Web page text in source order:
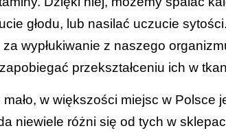
głodu, lub nasilać uczucie
wypłukiwanie z naszego
przekształceniu ich w
mało, w większości miejsc w Polsce
niewiele różni się od tych w